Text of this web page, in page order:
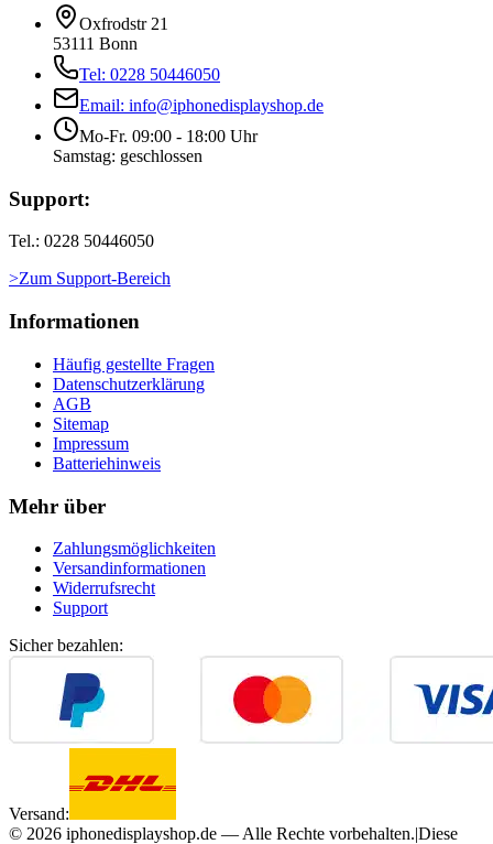
Oxfrodstr 21
53111 Bonn
Tel: 0228 50446050
Email: info@iphonedisplayshop.de
Mo-Fr. 09:00 - 18:00 Uhr
Samstag: geschlossen
Support:
Tel.: 0228 50446050
>Zum Support-Bereich
Informationen
Häufig gestellte Fragen
Datenschutzerklärung
AGB
Sitemap
Impressum
Batteriehinweis
Mehr über
Zahlungsmöglichkeiten
Versandinformationen
Widerrufsrecht
Support
Sicher bezahlen:
Versand:
© 2026 iphonedisplayshop.de — Alle Rechte vorbehalten.|Diese